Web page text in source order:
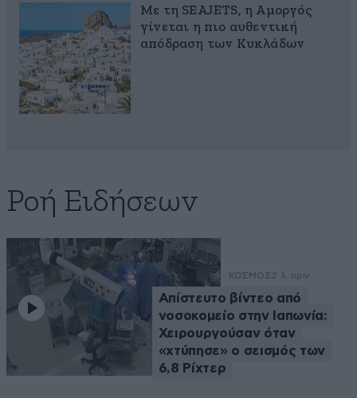
Με τη SEAJETS, η Αμοργός
γίνεται η πιο αυθεντική
απόδραση των Κυκλάδων
Ροή Ειδήσεων
ΚΟΣΜΟΣ2 λ. πριν
Απίστευτο βίντεο από
νοσοκομείο στην Ιαπωνία:
Χειρουργούσαν όταν
«χτύπησε» ο σεισμός των
6,8 Ρίχτερ